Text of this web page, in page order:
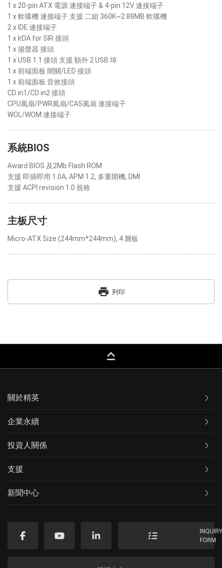
1 x 20-pin ATX 電源 連接端子 & 4-pin 12V 連接端子
1 x 軟碟機 連接端子 支援 二組 360K~2.88MB 軟碟機
2 x IDE 連接端子
1 x IrDA for SIR 接頭
1 x 揚聲器 接頭
1 x USB 1.1 接頭 支援 額外 2 USB 埠
1 x 前端面板 開關/LED 接頭
1 x 前端面板 音效接頭
CD in1/CD in2 接頭
CPU風扇/PWR風扇/CAS風扇 連接端子
WOL/WOM 連接端子
系統BIOS
Award BIOS 及2Mb Flash ROM
支援 即插即用 1.0A, APM 1.2, 多重開機, DMI
支援 ACPI revision 1.0 規格
主板尺寸
Micro-ATX Size (244mm*244mm), 4 層板
print 列印
keyboard_capslock
關於精英
企業永續
投資人關係
支援
新聞中心
FORM